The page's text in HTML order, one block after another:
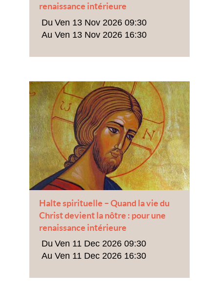
renaissance intérieure
Ven 13 Nov 2026 09:30
Ven 13 Nov 2026 16:30
Halte spirituelle – Quand la vie du
Christ devient la nôtre : pour une
renaissance intérieure
Ven 11 Dec 2026 09:30
Ven 11 Dec 2026 16:30